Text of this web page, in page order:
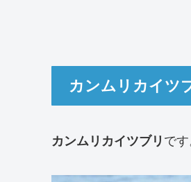
カンムリカイツ
カンムリカイツブリ です